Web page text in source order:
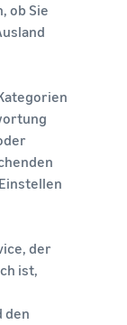
ob Sie
der
ist,
den